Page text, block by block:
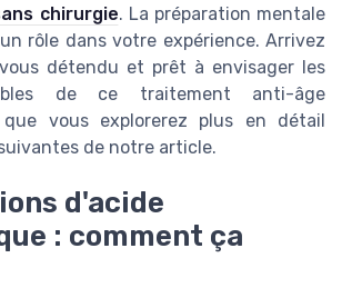
chirurgie. La préparation mentale
rôle dans votre expérience. Arrivez
détendu et prêt à envisager les
de ce traitement anti-âge
que vous explorerez plus en détail
de notre article.
d'acide
: comment ça